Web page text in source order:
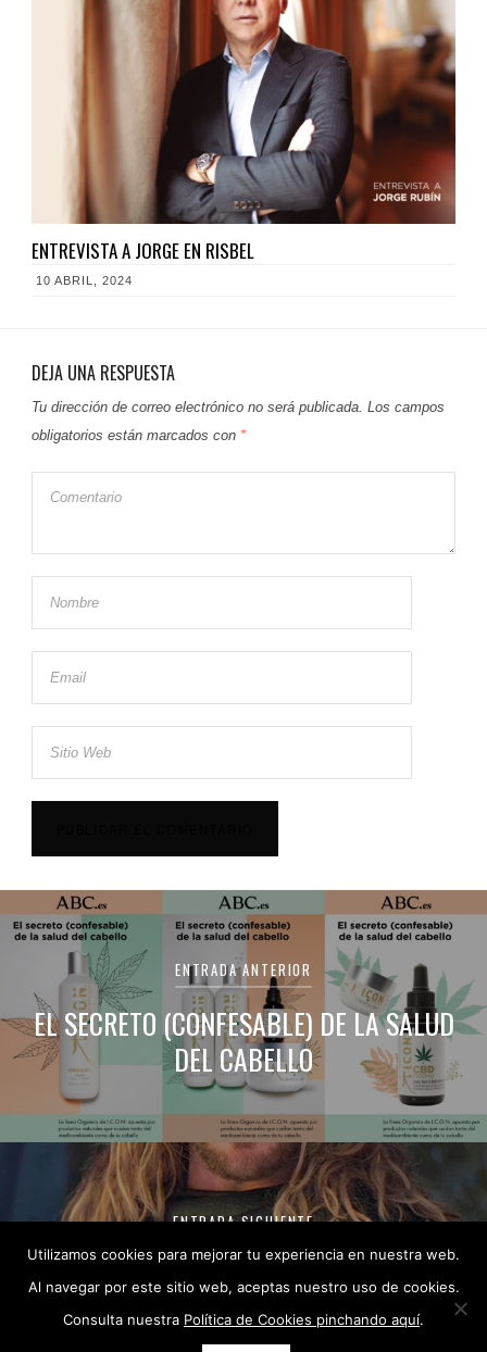
ENTREVISTA A JORGE EN RISBEL
10 ABRIL, 2024
DEJA UNA RESPUESTA
Tu dirección de correo electrónico no será publicada. Los campos
obligatorios están marcados con *
Navegación
de
entradas
ENTRADA ANTERIOR
EL SECRETO (CONFESABLE) DE LA SALUD
DEL CABELLO
ENTRADA SIGUIENTE
CÓMO TENER EL PELO SANO, FUERTE Y
CON BRILLO
Utilizamos cookies para mejorar tu experiencia en nuestra web.
Al navegar por este sitio web, aceptas nuestro uso de cookies.
Consulta nuestra Política de Cookies pinchando aquí.